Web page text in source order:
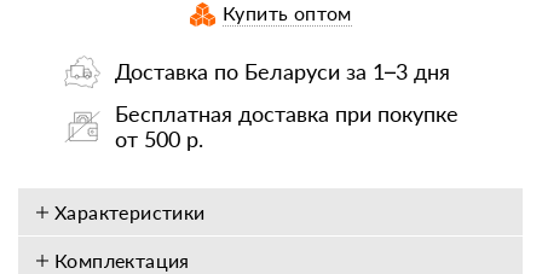
Купить оптом
Доставка по Беларуси за 1–3 дня
Бесплатная доставка при покупке
от 500 р.
Характеристики
Комплектация